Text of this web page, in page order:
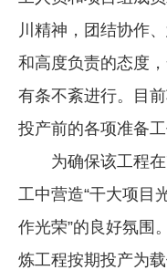
川精神，团结协作
和高度负责的态度
有条不紊进行。目
投产前的各项准备工
为确保该工程在7
工中营造“干大项目
作光荣”的良好氛围
炼工程按期投产为